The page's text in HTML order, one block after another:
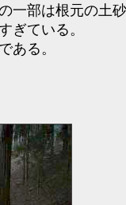
一部は根元の土
ぎている。
ある。